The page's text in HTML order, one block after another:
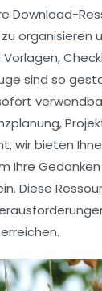
Download-
organisieren
sind so
wir bieten
Ihre
Diese